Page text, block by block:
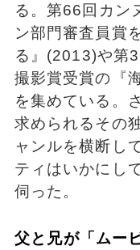
る。第66回カン
ン部門審査員賞
る』(2013)や第
撮影賞受賞の『
を集めている。
求められるその
ャンルを横断し
ティはいかにし
伺った。
父と兄が「ムー